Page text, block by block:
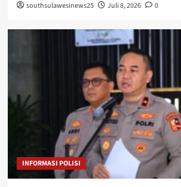
southsulawesinews25 Juli 8, 2026 0
INFORMASI POLISI